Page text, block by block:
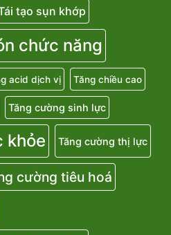
tạo sụn khớp
chức năng
acid dịch vị Tăng chiều cao
Tăng cường sinh lực
khỏe Tăng cường thị lực
cường tiêu hoá